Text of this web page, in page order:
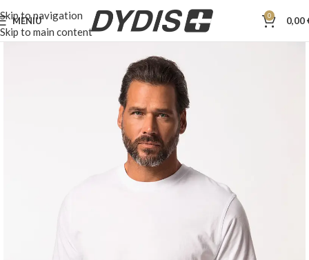
Skip to navigation
Skip to main content
MENIU 0 0,00